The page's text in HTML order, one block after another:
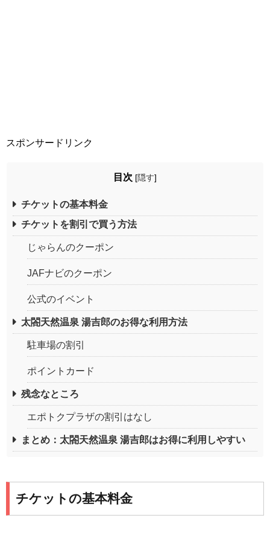
スポンサードリンク
目次 [隠す]
チケットの基本料金
チケットを割引で買う方法
じゃらんのクーポン
JAFナビのクーポン
公式のイベント
太閤天然温泉 湯吉郎のお得な利用方法
駐車場の割引
ポイントカード
残念なところ
エポトクプラザの割引はなし
まとめ：太閤天然温泉 湯吉郎はお得に利用しやすい
チケットの基本料金